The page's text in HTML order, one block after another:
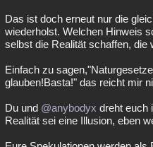
Das ist doch erneut nur die
wiederholst. Welchen Hinweis
selbst die Realität schaffen, die
Einfach zu
glauben!Basta!" das reicht mir
Du und @anybodyx dreht euch
Realität sei eine Illusion, eben